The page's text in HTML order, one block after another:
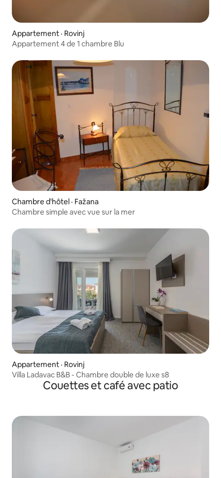
Appartement · Rovinj
Appartement 4 de 1 chambre Blu
Chambre d'hôtel · Fažana
Chambre simple avec vue sur la mer
Appartement · Rovinj
Villa Ladavac B&B - Chambre double de luxe s8
Couettes et café avec patio